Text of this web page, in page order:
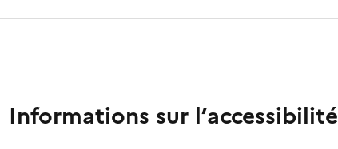
Informations sur l’accessibilité